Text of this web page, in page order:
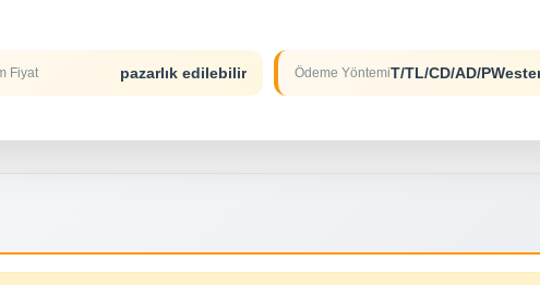
Fiyat pazarlık edilebilir Ödeme Yöntemi